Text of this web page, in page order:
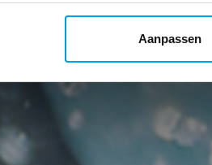
Aanpassen